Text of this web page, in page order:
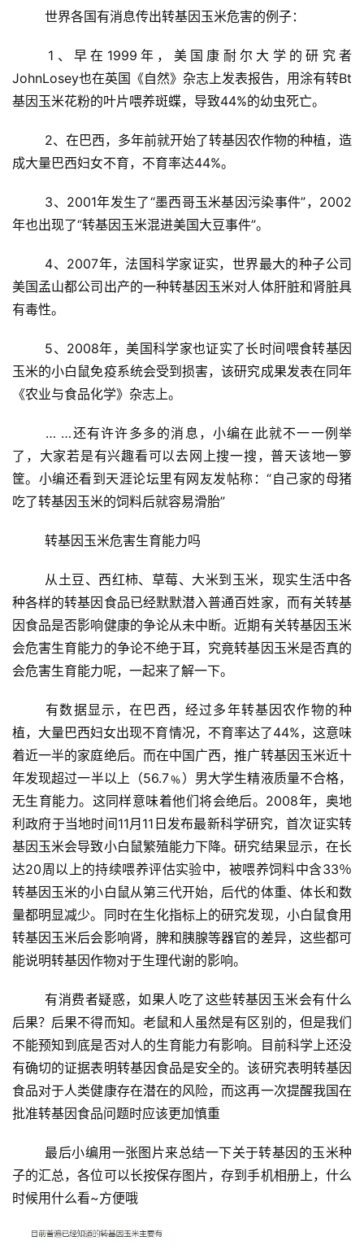
投
每
诗
	世界各国有消息传出转基因玉米危害的例子：
JohnLosey也在英国《自然》杂志上发表报告，用涂有转Bt
基因玉米花粉的叶片喂养斑蝶，导致44%的幼虫死亡。
成大量巴西妇女不育，不育率达44%。
年也出现了“转基因玉米混进美国大豆事件”。
美国孟山都公司出产的一种转基因玉米对人体肝脏和肾脏具
有毒性。
玉米的小白鼠免疫系统会受到损害，该研究成果发表在同年
《农业与食品化学》杂志上。
了，大家若是有兴趣看可以去网上搜一搜，普天该地一箩
筐。小编还看到天涯论坛里有网友发帖称：“自己家的母猪
吃了转基因玉米的饲料后就容易滑胎”
	转基因玉米危害生育能力吗
种各样的转基因食品已经默默潜入普通百姓家，而有关转基
因食品是否影响健康的争论从未中断。近期有关转基因玉米
会危害生育能力的争论不绝于耳，究竟转基因玉米是否真的
会危害生育能力呢，一起来了解一下。
	有数据显示，在巴西，经过多年转基因农作物的种
植，大量巴西妇女出现不育情况，不育率达了44%，这意味
着近一半的家庭绝后。而在中国广西，推广转基因玉米近十
年发现超过一半以上（56.7﹪）男大学生精液质量不合格，
无生育能力。这同样意味着他们将会绝后。2008年，奥地
利政府于当地时间11月11日发布最新科学研究，首次证实转
基因玉米会导致小白鼠繁殖能力下降。研究结果显示，在长
达20周以上的持续喂养评估实验中，被喂养饲料中含33％
转基因玉米的小白鼠从第三代开始，后代的体重、体长和数
量都明显减少。同时在生化指标上的研究发现，小白鼠食用
转基因玉米后会影响肾，脾和胰腺等器官的差异，这些都可
能说明转基因作物对于生理代谢的影响。
	有消费者疑惑，如果人吃了这些转基因玉米会有什么
后果？后果不得而知。老鼠和人虽然是有区别的，但是我们
不能预知到底是否对人的生育能力有影响。目前科学上还没
有确切的证据表明转基因食品是安全的。该研究表明转基因
食品对于人类健康存在潜在的风险，而这再一次提醒我国在
批准转基因食品问题时应该更加慎重
	最后小编用一张图片来总结一下关于转基因的玉米种
子的汇总，各位可以长按保存图片，存到手机相册上，什么
时候用什么看~方便哦